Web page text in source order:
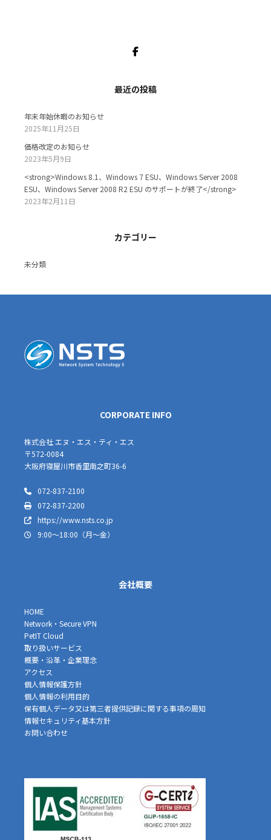
最近の投稿
年末年始休暇のお知らせ
2025年11月25日
価格改定のお知らせ
2023年5月9日
<strong>Windows 8.1、Windows 7 ESU、Windows Server 2008
ESU、Windows Server 2008 R2 ESU のサポートが終了</strong>
2023年2月11日
カテゴリー
未分類
CORPORATE INFO
株式会社 エヌ・エス・ティ・エス
〒572-0084
大阪府寝屋川市香里南之町36-6
072-837-2100
072-837-2200
https://www.nsts.co.jp
9:00～18:00（月～金）
会社概要
HOME
Network・Secure VPN
PetIT Cloud
取り扱いサービス
概要・沿革・企業理念
アクセス
個人情報保護方針
個人情報の利用目的
保有個人データ又は第三者提供記録に関する事項の周知
情報セキュリティ基本方針
お問い合わせ